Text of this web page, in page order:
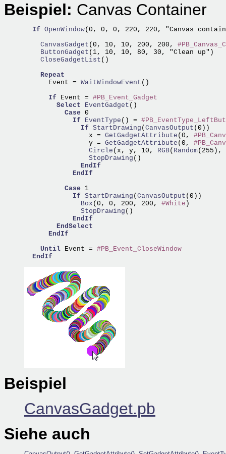
Beispiel: Canvas Container
If OpenWindow(0, 0, 0, 220, 220, "Canvas
    CanvasGadget
(0, 10, 10, 200, 200,
    ButtonGadget
    CloseGadgetList
()
Repeat
      Event =
WaitWindowEvent ()
If Event = #PB_Event_Gadget
Select
EventGadget ()
Case 0
If
EventType () =
If StartDrawing ( CanvasOutput (0))
                x =
GetGadgetAttribute (0,
                y =
GetGadgetAttribute (0,
                Circle
(x, y, 10, RGB( Random(255),
                StopDrawing
()
EndIf
EndIf
Case 1
If StartDrawing ( CanvasOutput
              Box
(0, 0, 200, 200, #White
              StopDrawing
()
EndIf
EndSelect
EndIf
Until Event = #PB_Event_CloseWindow
EndIf
Beispiel
CanvasGadget.pb
Siehe auch